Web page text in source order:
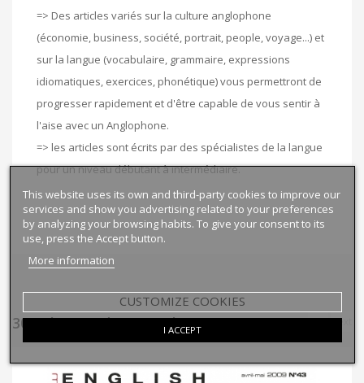
=> Des articles variés sur la culture anglophone
(économie, business, société, portrait, people, voyage...) et
sur la langue (vocabulaire, grammaire, expressions
idiomatiques, exercices, phonétique) vous permettront de
progresser rapidement et d'être capable de vous sentir à
l'aise avec un Anglophone.
=> les articles sont écrits par des spécialistes de la langue
pour un niveau débutant à intermédiaire.
30 Other Products In The Same Category:prev next
This website uses its own and third-party cookies to improve our
services and show you advertising related to your preferences
by analyzing your browsing habits. To give your consent to its
use, press the Accept button.
More information
CUSTOMIZE COOKIES
I ACCEPT